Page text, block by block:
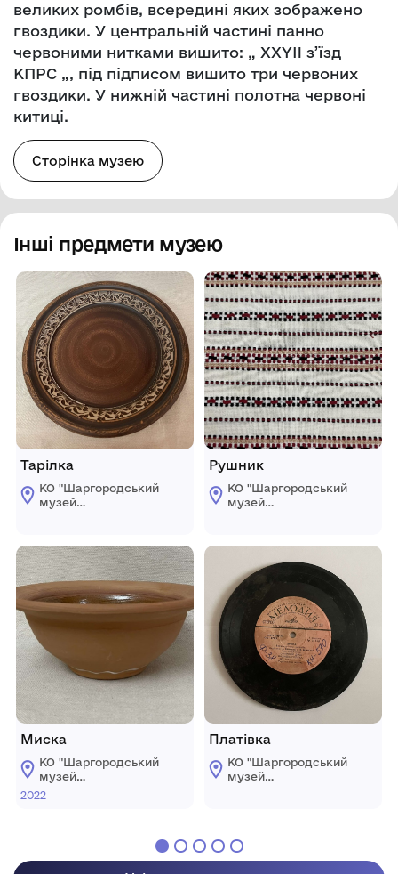
великих ромбів, всередині яких зображено
гвоздики. У центральній частині панно
червоними нитками вишито: „ XXYII з’їзд
КПРС „, під підписом вишито три червоних
гвоздики. У нижній частині полотна червоні
китиці.
Сторінка музею
Інші предмети музею
Тарілка
КО "Шаргородський
музей
Шаргородської
міської ради
Миска
КО "Шаргородський
музей
образотворчого
2022
Рушник
КО "Шаргородський
музей
Шаргородської
міської ради
Платівка
КО "Шаргородський
музей